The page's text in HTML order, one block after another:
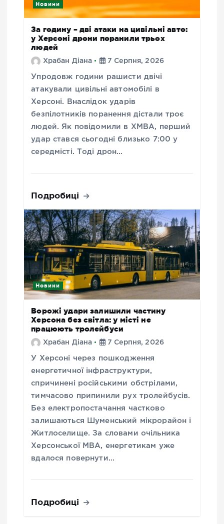
Новини
За годину – дві атаки на цивільні авто:
у Херсоні дрони поранили трьох
людей
Храбан Діана 7 Серпня, 2026
Упродовж години рашисти двічі
атакували цивільні автомобілі в
Херсоні. Внаслідок ударів
безпілотників поранення дістали троє
людей. Як повідомили в ХМВА, перший
удар стався сьогодні близько 7:00 у
середмісті. Тоді дрон…
Подробиці
Новини
Ворожі удари залишили частину
Херсона без світла: у місті не
працюють тролейбуси
Храбан Діана 7 Серпня, 2026
У Херсоні через пошкодження
енергетичної інфраструктури,
спричинені російськими обстрілами,
тимчасово припинили рух тролейбусів.
Без електропостачання частково
залишаються Шуменський мікрорайон і
Житлоселище. За словами очільника
Херсонської МВА, енергетикам уже
вдалося повернути…
Подробиці